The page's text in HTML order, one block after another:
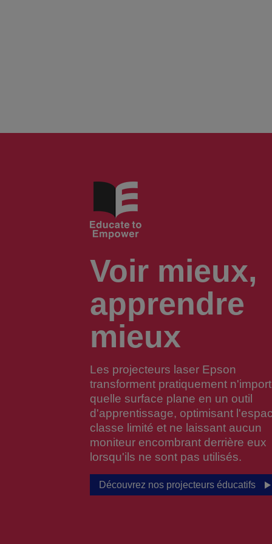
Voir mieux,
apprendre
mieux
Les projecteurs laser Epson
transforment pratiquement
quelle surface plane en un outil
d'apprentissage, optimisant
classe limité et ne laissant aucun
moniteur encombrant derrière eux
lorsqu'ils ne sont pas utilisés.
Découvrez nos projecteurs éducatifs